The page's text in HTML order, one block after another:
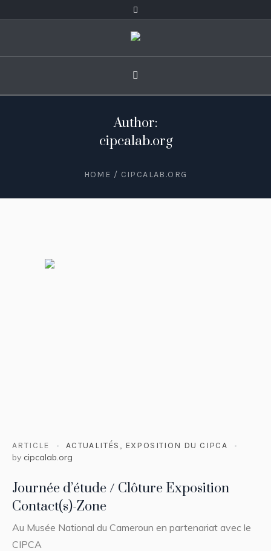
Author:
cipcalab.org
HOME / CIPCALAB.ORG
ARTICLE ACTUALITÉS , EXPOSITION DU CIPCA
by cipcalab.org
Journée d’étude / Clôture Exposition
Contact(s)-Zone
Au Musée National du Cameroun en partenariat avec le
CIPCA